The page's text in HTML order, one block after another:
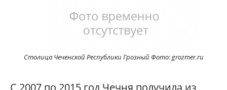
Столица Чеченской Республики Грозный Фото: grozmer.ru
С 2007 по 2015 год Чечня получила из